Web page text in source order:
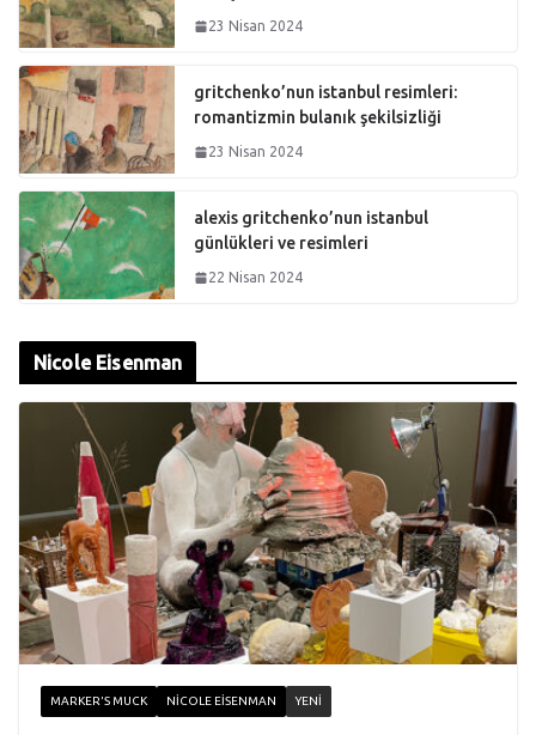
23 Nisan 2024
gritchenko’nun istanbul resimleri:
romantizmin bulanık şekilsizliği
23 Nisan 2024
alexis gritchenko’nun istanbul
günlükleri ve resimleri
22 Nisan 2024
Nicole Eisenman
MARKER'S MUCK NICOLE EISENMAN YENI